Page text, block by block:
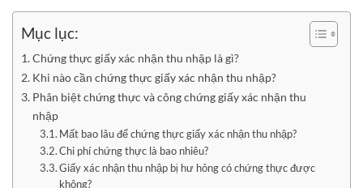
Mục lục:
Chứng thực giấy xác nhận thu nhập là gì?
Khi nào cần chứng thực giấy xác nhận thu nhập?
Phân biệt chứng thực và công chứng giấy xác nhận thu
nhập
Mất bao lâu để chứng thực giấy xác nhận thu nhập?
Chi phí chứng thực là bao nhiêu?
Giấy xác nhận thu nhập bị hư hỏng có chứng thực được
không?